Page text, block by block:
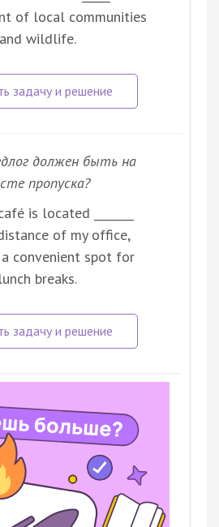
of local communities
and wildlife.
должен быть на
пропуска?
is located _______
of my office,
convenient spot for
lunch breaks.